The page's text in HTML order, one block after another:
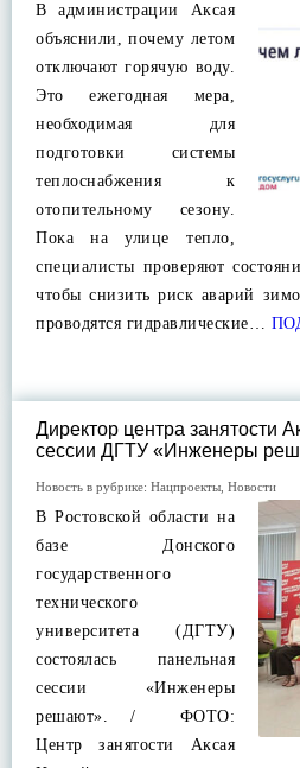
В администрации Аксая
объяснили, почему летом
отключают горячую воду.
Это ежегодная мера,
необходимая для
подготовки системы
теплоснабжения к
отопительному сезону.
Пока на улице тепло,
специалисты проверяют
чтобы снизить риск аварий
проводятся гидравлические…
Директор центра занятости
сессии ДГТУ «Инженеры
Новость в рубрике: Нацпроекты Новости
В Ростовской области на
базе Донского
государственного
технического
университета (ДГТУ)
состоялась панельная
сессии «Инженеры
решают». / ФОТО:
Центр занятости Аксая